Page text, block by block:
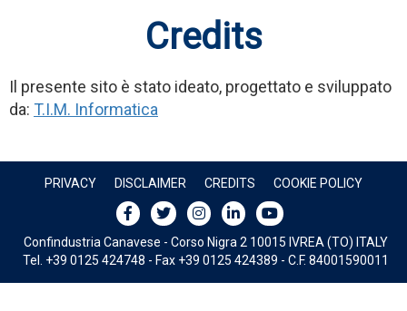
Credits
Il presente sito è stato ideato, progettato e sviluppato
da: T.I.M. Informatica
PRIVACY DISCLAIMER CREDITS COOKIE POLICY
Confindustria Canavese - Corso Nigra 2 10015 IVREA (TO) ITALY
Tel. +39 0125 424748 - Fax +39 0125 424389 - C.F. 84001590011